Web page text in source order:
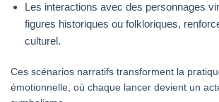
Les interactions avec des personnages
figures historiques ou folkloriques,
culturel.
Ces scénarios narratifs transforment la
émotionnelle, où chaque lancer devient un